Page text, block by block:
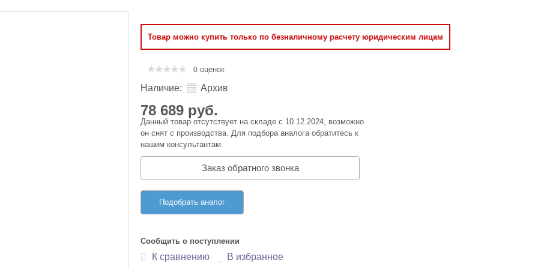
Товар можно купить только по безналичному расчету юридическим лицам
0 оценок
Наличие: Архив
78 689 руб.
Данный товар отсутствует на складе с 10.12.2024, возможно
он снят с производства. Для подбора аналога обратитесь к
нашим консультантам.
Заказ обратного звонка
Подобрать аналог
Сообщить о поступлении
К сравнению В избранное
память